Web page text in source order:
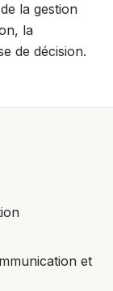
la gestion
la
de décision.
et